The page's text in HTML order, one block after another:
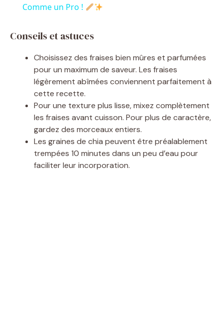
V
d
e
Comme un Pro !
Conseils et astuces
Choisissez des fraises bien mûres et parfumées
pour un maximum de saveur. Les fraises
légèrement abîmées conviennent parfaitement à
cette recette.
Pour une texture plus lisse, mixez complètement
les fraises avant cuisson. Pour plus de caractère,
gardez des morceaux entiers.
Les graines de chia peuvent être préalablement
trempées 10 minutes dans un peu d’eau pour
faciliter leur incorporation.